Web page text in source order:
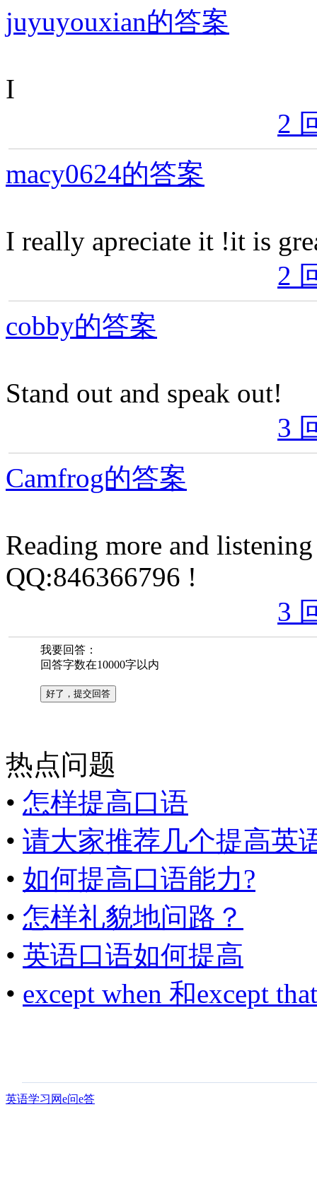
juyuyouxian的答案
I
2
macy0624的答案
I really apreciate it !it is
2
cobby的答案
Stand out and speak out!
3
Camfrog的答案
Reading more and
QQ:846366796 !
3
我要回答：
回答字数在10000字以内
热点问题
• 怎样提高口语
• 请大家推荐几个提高英
• 如何提高口语能力?
• 怎样礼貌地问路？
• 英语口语如何提高
• except when 和except
英语学习网e问e答